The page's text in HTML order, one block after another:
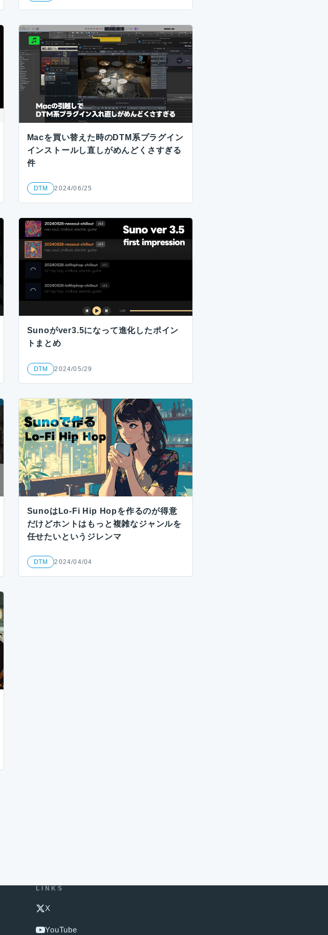
Macを買い替えた時のDTM系プラグイン
インストールし直しがめんどくさすぎる
件
DTM 2024/06/25
Sunoがver3.5になって進化したポイン
トまとめ
DTM 2024/05/29
SunoはLo-Fi Hip Hopを作るのが得意
だけどホントはもっと複雑なジャンルを
任せたいというジレンマ
DTM 2024/04/04
LINKS
X
YouTube